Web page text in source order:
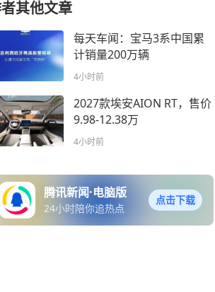
其他文章
每天车闻：宝马3系中国累
计销量200万辆
4小时前
2027款埃安AION RT，售价
9.98-12.38万
4小时前
腾讯新闻·电脑版
24小时陪你追热点
点击下载